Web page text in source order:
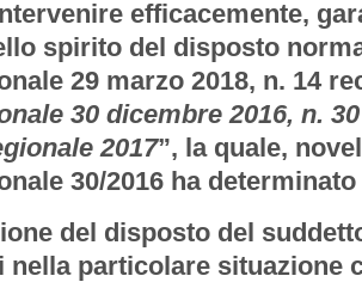
efficacemente,
spirito del disposto
29 marzo 2018, n. 14
30 dicembre 2016, n. 30
2017”, la quale,
30/2016 ha
del disposto del
nella particolare situazione